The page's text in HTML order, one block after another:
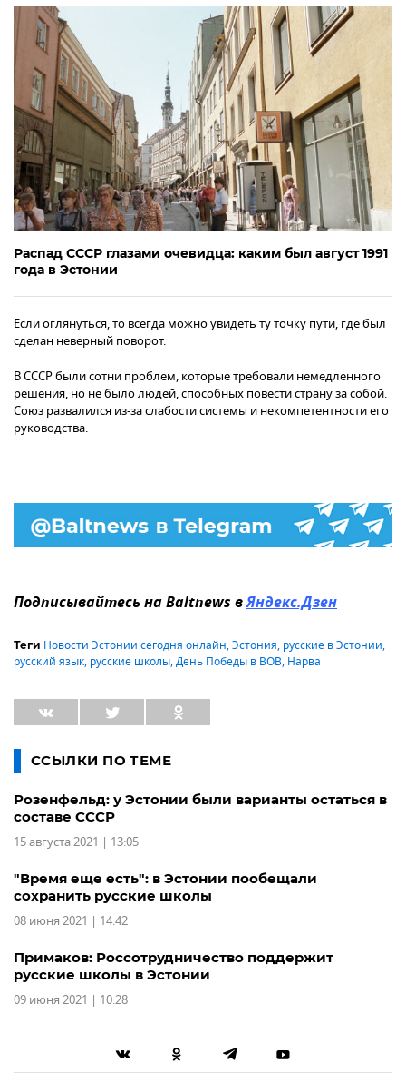
Распад СССР глазами очевидца: каким был август 1991
года в Эстонии
Если оглянуться, то всегда можно увидеть ту точку пути, где был
сделан неверный поворот.
В СССР были сотни проблем, которые требовали немедленного
решения, но не было людей, способных повести страну за собой.
Союз развалился из-за слабости системы и некомпетентности его
руководства.
Подписывайтесь на Baltnews вЯндекс.Дзен
Теги Новости Эстонии сегодня онлайн,Эстония, русские в Эстонии,
русский язык, русские школы,День Победы в ВОВ, Нарва
ССЫЛКИ ПО ТЕМЕ
Розенфельд: у Эстонии были варианты остаться в
составе СССР
15 августа 2021 | 13:05
"Время еще есть": в Эстонии пообещали
сохранить русские школы
08 июня 2021 | 14:42
Примаков: Россотрудничество поддержит
русские школы в Эстонии
09 июня 2021 | 10:28